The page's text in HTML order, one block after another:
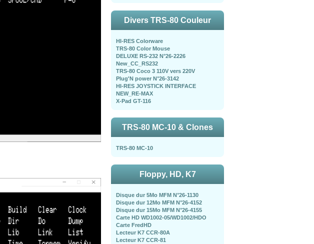
Divers TRS-80 Couleur
HI-RES Colorware
TRS-80 Color Mouse
DELUXE RS-232 N°26-2226
New_CC_RS232
TRS-80 Coco 3 110V vers 220V
Plug'N power N°26-3142
HI-RES JOYSTICK INTERFACE
NEW_RE-MAX
X-Pad GT-116
TRS-80 MC-10 & Clones
TRS-80 MC-10
Floppy, HD, K7
Disque dur 5Mo MFM N°26-1130
Disque dur 12Mo MFM N°26-4152
Disque dur 15Mo MFM N°26-4155
Carte HD WD1002-05/WD1002/HDO
Carte FredHD
Lecteur K7 CCR-80A
Lecteur K7 CCR-81